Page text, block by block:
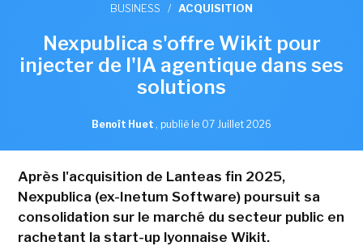
BUSINESS / ACQUISITION
Nexpublica s'offre Wikit pour
injecter de l'IA agentique dans ses
solutions
Benoît Huet , publié le 07 Juillet 2026
Après l'acquisition de Lanteas fin 2025,
Nexpublica (ex-Inetum Software) poursuit sa
consolidation sur le marché du secteur public en
rachetant la start-up lyonnaise Wikit.